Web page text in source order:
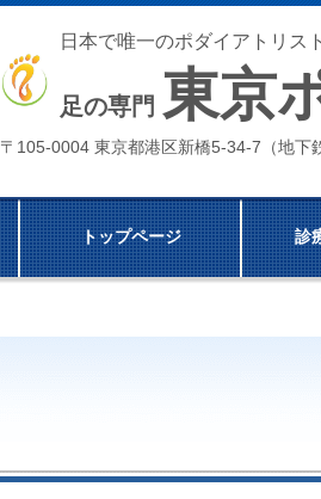
日本で唯一のポダイアトリスト
足の専門 東京
〒105-0004 東京都港区新橋5-34-7（地下
トップページ 診